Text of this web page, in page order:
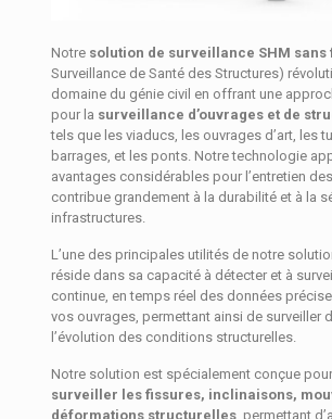
Notre solution de surveillance SHM sans
Surveillance de Santé des Structures)
domaine du génie civil en offrant une
pour la surveillance d’ouvrages et de
tels que les viaducs, les ouvrages d’art, les
barrages, et les ponts. Notre technologie
avantages considérables pour l’entretien
contribue grandement à la durabilité et à la
infrastructures.
L’une des principales utilités de notre
réside dans sa capacité à détecter et à
continue, en temps réel des données
vos ouvrages, permettant ainsi de surveiller
l’évolution des conditions structurelles.
Notre solution est spécialement conçue pour
surveiller les fissures, inclinaisons,
déformations structurelles, permettant